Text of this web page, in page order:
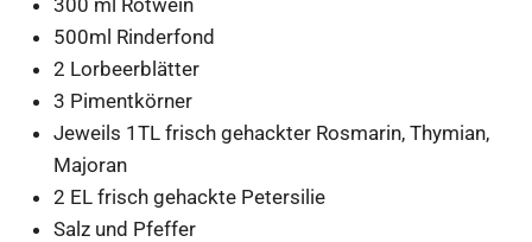
300 ml Rotwein
500ml Rinderfond
2 Lorbeerblätter
3 Pimentkörner
Jeweils 1TL frisch gehackter Rosmarin, Thymian,
Majoran
2 EL frisch gehackte Petersilie
Salz und Pfeffer